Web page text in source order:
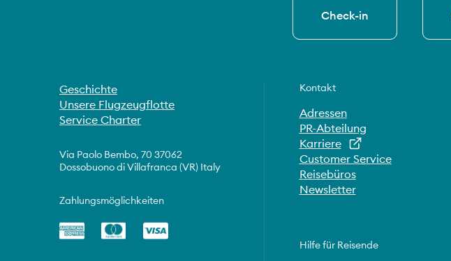
Check-in
Geschichte
Unsere Flugzeugflotte
Service Charter
Via Paolo Bembo, 70 37062
Dossobuono di Villafranca (VR) Italy
Zahlungsmöglichkeiten
Kontakt
Adressen
PR-Abteilung
Karriere
Customer Service
Reisebüros
Newsletter
Hilfe für Reisende